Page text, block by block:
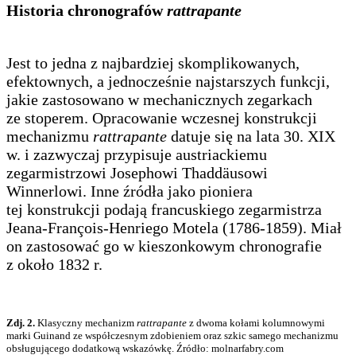
Historia chronografówrattrapante
Jest to jedna z najbardziej skomplikowanych,
efektownych, a jednocześnie najstarszych funkcji,
jakie zastosowano w mechanicznych zegarkach
ze stoperem. Opracowanie wczesnej konstrukcji
mechanizmu rattrapante datuje się na lata 30. XIX
w. i zazwyczaj przypisuje austriackiemu
zegarmistrzowi Josephowi Thaddäusowi
Winnerlowi. Inne źródła jako pioniera
tej konstrukcji podają francuskiego zegarmistrza
Jeana-François-Henriego Motela (1786-1859). Miał
on zastosować go w kieszonkowym chronografie
z około 1832 r.
Zdj. 2. Klasyczny mechanizm rattrapante z dwoma kołami kolumnowymi
marki Guinand ze współczesnym zdobieniem oraz szkic samego mechanizmu
obsługującego dodatkową wskazówkę. Źródło: molnarfabry.com